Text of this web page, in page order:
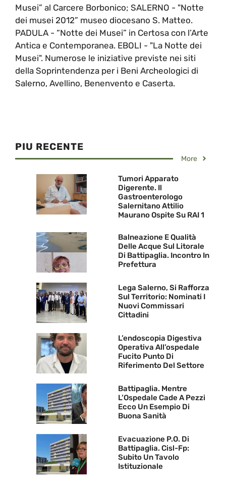
Musei” al Carcere Borbonico; SALERNO - "Notte
dei musei 2012” museo diocesano S. Matteo.
PADULA - “Notte dei Musei” in Certosa con l’Arte
Antica e Contemporanea. EBOLI - "La Notte dei
Musei". Numerose le iniziative previste nei siti
della Soprintendenza per i Beni Archeologici di
Salerno, Avellino, Benenvento e Caserta.
PIU RECENTE
More
Tumori Apparato
Digerente. Il
Gastroenterologo
Salernitano Attilio
Maurano Ospite Su RAI 1
Balneazione E Qualità
Delle Acque Sul Litorale
Di Battipaglia. Incontro In
Prefettura
Lega Salerno, Si Rafforza
Sul Territorio: Nominati I
Nuovi Commissari
Cittadini
L’endoscopia Digestiva
Operativa All’ospedale
Fucito Punto Di
Riferimento Del Settore
Battipaglia. Mentre
L’Ospedale Cade A Pezzi
Ecco Un Esempio Di
Buona Sanità
Evacuazione P.O. Di
Battipaglia. Cisl-Fp:
Subito Un Tavolo
Istituzionale